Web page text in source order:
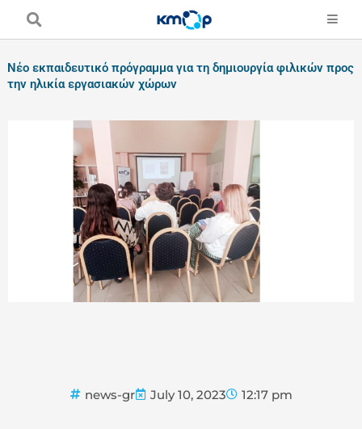
Νέο εκπαιδευτικό πρόγραμμα για τη δημιουργία φιλικών προς
την ηλικία εργασιακών χώρων
news-gr July 10, 2023 12:17 pm